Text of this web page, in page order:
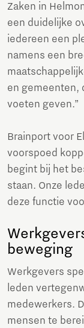
Zaken in
een duidelijke
iedereen een
namens een
en gemeenten,
voeten geven.”
Brainport voor
voorspoed
begint bij het
staan. Onze
deze functie
beweging
Werkgevers
leden
medewerkers.
mensen te